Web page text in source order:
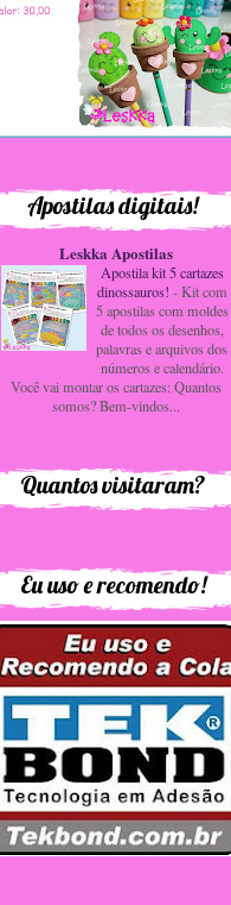
Apostilas digitais!
Leskka Apostilas
Apostila kit 5 cartazes
dinossauros! -Kit com
5 apostilas com moldes
de todos os desenhos,
palavras e arquivos dos
números e calendário.
Você vai montar os cartazes: Quantos
somos? Bem-vindos...
Quantos visitaram?
Eu uso e recomendo!